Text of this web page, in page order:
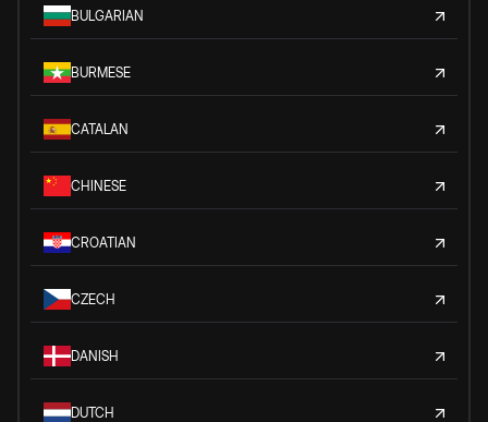
BULGARIAN
BURMESE
CATALAN
CHINESE
CROATIAN
CZECH
DANISH
DUTCH